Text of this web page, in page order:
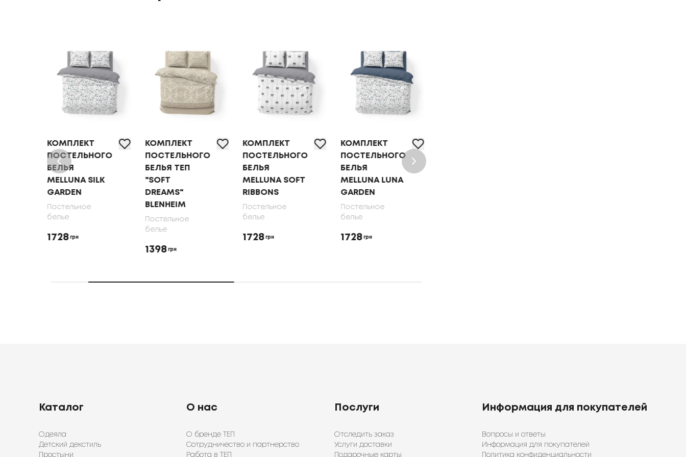
КОМПЛЕКТ
ПОСТЕЛЬНОГО
БЕЛЬЯ
MELLUNA SILK
GARDEN
Постельное
белье
1728 грн
КОМПЛЕКТ
ПОСТЕЛЬНОГО
БЕЛЬЯ ТЕП
"SOFT
DREAMS"
BLENHEIM
Постельное
белье
1398 грн
КОМПЛЕКТ
ПОСТЕЛЬНОГО
БЕЛЬЯ
MELLUNA SOFT
RIBBONS
Постельное
белье
1728 грн
КОМПЛЕКТ
ПОСТЕЛЬНОГО
БЕЛЬЯ
MELLUNA LUNA
GARDEN
Постельное
белье
1728 грн
Каталог
Одеяла
Детский декстиль
Простыни
О нас
О бренде ТЕП
Сотрудничество и партнерство
Работа в ТЕП
Послуги
Отследить заказ
Услуги доставки
Подарочные карты
Информация для покупателей
Вопросы и ответы
Информация для покупателей
Политика конфиденциальности